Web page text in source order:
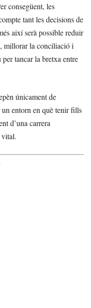
consegüent, les
tant les decisions de
així serà possible reduir
millorar la conciliació i
tancar la bretxa entre
únicament de
un entorn en què tenir fills
d’una carrera